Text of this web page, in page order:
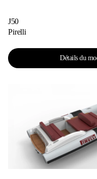
J50
Pirelli
Détails du